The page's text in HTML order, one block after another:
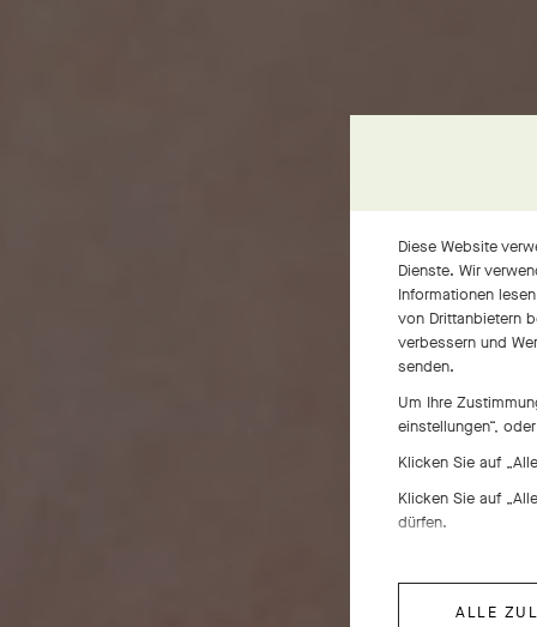
Diese Website
Dienste. Wir
Informationen
von Drittanbietern
verbessern und
senden.
Um Ihre
einstellungen“,
Klicken Sie auf
Klicken Sie auf
dürfen.
ALLE